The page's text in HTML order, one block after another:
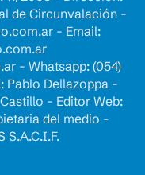
de Circunvalación -
- Email:
- Whatsapp: (054)
Pablo Dellazoppa -
- Editor Web:
del medio -
S.A.C.I.F.